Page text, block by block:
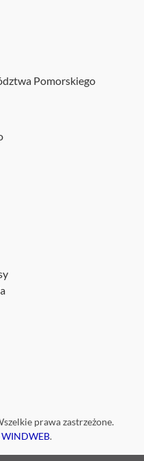
Pomorskiego
prawa zastrzeżone.
WINDWEB.